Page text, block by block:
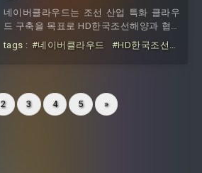
통제 기능을 도입해 부모가 자신의 계정을
십대 자녀 계정과 연결할 수 있도록 했다.
이를 통해 부모는 챗GPT 사용 가능 시간
네이버클라우드는 조선 산업 특화 클라우
드 구축을 목표로 HD한국조선해양과 협력
한다고 20일 밝혔다.양사는 HD한국조선
해양 설계·생산 환경에 최적화된 AI·클라우
산업 전반 AI 전환을 함께 추진할 계획이
다.조선 산업에 특화된 AI 활용 모델을 공
tags : #네이버클라우드
#HD한국조선해
2 3 4 5 »